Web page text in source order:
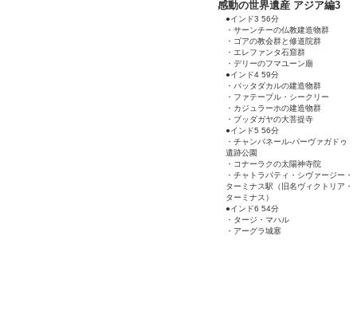
感動の世界遺産 アジア編3
●インド3 56分
・サーンチーの仏教建造物群
・ゴアの教会群と修道院群
・エレファンタ石窟群
・デリーのフマユーン廟
●インド4 59分
・パッタダカルの建造物群
・ファテープル・シークリー
・カジュラーホの建造物群
・ブッダガヤの大菩提寺
●インド5 56分
・チャンパネール-パーヴァガドゥ
遺跡公園
・コナーラクの太陽神寺院
・チャトラパティ・シヴァージー・
ターミナス駅（旧名ヴィクトリア・
ターミナス）
●インド6 54分
・タージ・マハル
・アーグラ城塞